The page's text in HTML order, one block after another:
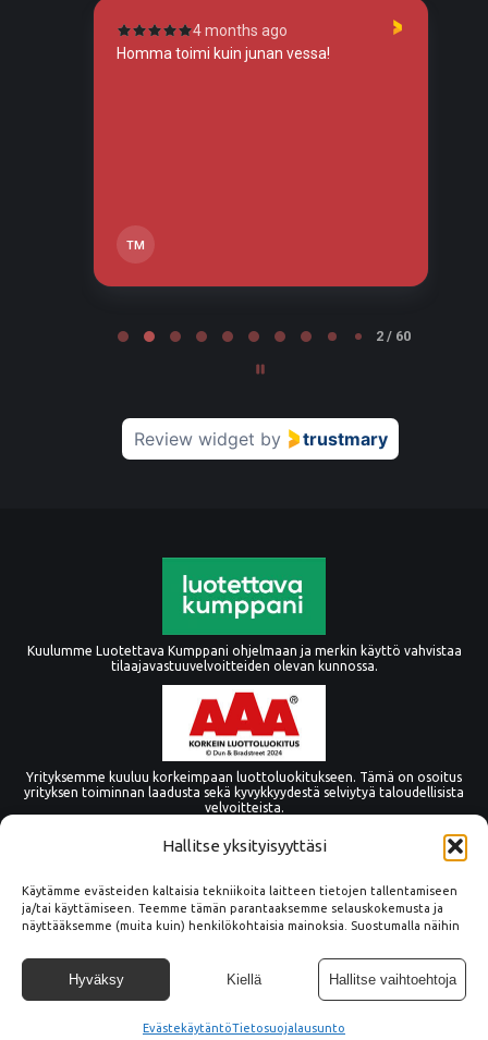
Hallitse yksityisyyttäsi
Käytämme evästeiden kaltaisia tekniikoita laitteen tietojen tallentamiseen
ja/tai käyttämiseen. Teemme tämän parantaaksemme selauskokemusta ja
näyttääksemme (muita kuin) henkilökohtaisia mainoksia. Suostumalla näihin
selauskäyttäytymistä tai yksilöllisiä tunnuksia. Suostumuksen epääminen tai
peruuttaminen voi vaikuttaa haitallisesti tiettyihin ominaisuuksiin ja
toimintoihin.
Hyväksy Kiellä Hallitse vaihtoehtoja
EvästekäytäntöTietosuojalausunto
4 months ago
Homma toimi kuin junan vessa!
TM
2 / 60
Review widget by trustmary
Kuulumme Luotettava Kumppani ohjelmaan ja merkin käyttö vahvistaa
tilaajavastuuvelvoitteiden olevan kunnossa.
Yrityksemme kuuluu korkeimpaan luottoluokitukseen. Tämä on osoitus
yrityksen toiminnan laadusta sekä kyvykkyydestä selviytyä taloudellisista
velvoitteista.
© Copyright Tämmöne Oy